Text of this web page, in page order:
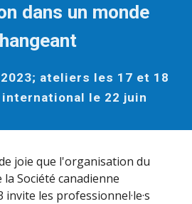
dans un monde
2023; ateliers les 17 et 18
le 22 juin
joie que l'organisation du
Société canadienne
les professionnel·le·s